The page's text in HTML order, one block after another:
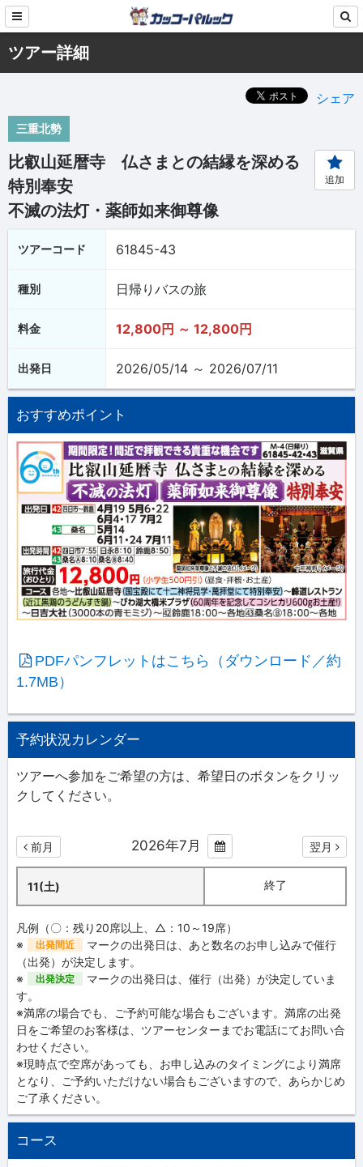
ツアー詳細
シェア
三重北勢
比叡山延暦寺 仏さまとの結縁を深める
特別奉安
不滅の法灯・薬師如来御尊像
追加
ツアーコード 61845-43
種別 日帰りバスの旅
料金 12,800円 ～ 12,800円
出発日 2026/05/14 ～ 2026/07/11
おすすめポイント
PDFパンフレットはこちら（ダウンロード／約
1.7MB）
予約状況カレンダー
ツアーへ参加をご希望の方は、希望日のボタンをクリッ
クしてください。
前月 2026年7月 翌月
11(土) 終了
凡例（〇：残り20席以上、△：10～19席）
※
出発間近
マークの出発日は、あと数名のお申し込みで催行
（出発）が決定します。
※
出発決定
マークの出発日は、催行（出発）が決定していま
す。
※満席の場合でも、ご予約可能な場合もございます。満席の出発
日をご希望のお客様は、ツアーセンターまでお電話にてお問い合
わせください。
※現時点で空席があっても、お申し込みのタイミングにより満席
となり、ご予約いただけない場合もございますので、あらかじめ
ご了承ください。
コース